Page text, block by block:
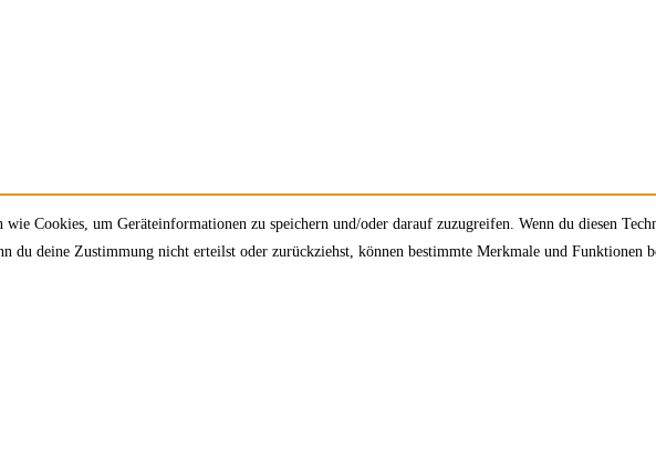
Cookies, um Geräteinformationen zu speichern und/oder darauf zuzugreifen. Wenn du diesen
du deine Zustimmung nicht erteilst oder zurückziehst, können bestimmte Merkmale und Funktionen